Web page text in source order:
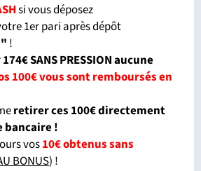
si vous déposez
1er pari après dépôt
!
174€ SANS PRESSION aucune
100€ vous sont remboursés en
retirer ces 100€ directement
bancaire !
vos10€ obtenus sans
BONUS) !